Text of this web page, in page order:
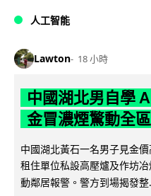
人工智能
Lawton 18 小時
中國湖北男自學
金冒濃煙驚動全區
中國湖北黃石一名男子見金
租住單位私設高壓爐及作坊
動鄰居報警。警方到場揭發整